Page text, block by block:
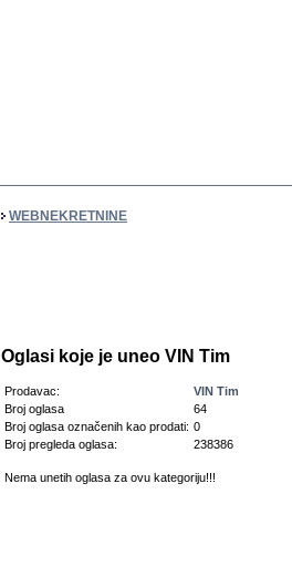
WEBNEKRETNINE
Oglasi koje je uneo VIN Tim
Prodavac:
VIN Tim
Broj oglasa
64
Broj oglasa označenih kao prodati: 0
Broj pregleda oglasa:
238386
Nema unetih oglasa za ovu kategoriju!!!